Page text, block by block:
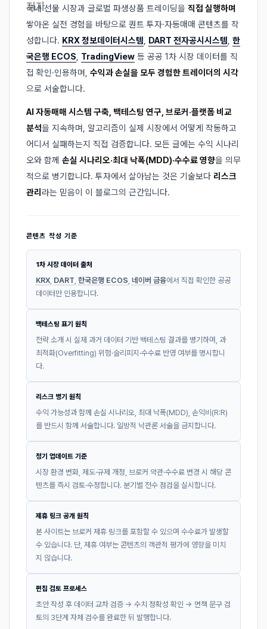
국내 선물 시장과 글로벌 파생상품 트레이딩을 직접 실행하며
쌓아온 실전 경험을 바탕으로 퀀트 투자·자동매매 콘텐츠를 작
성합니다. KRX 정보데이터시스템, DART 전자공시시스템, 한
국은행 ECOS, TradingView 등 공공 1차 시장 데이터를 직
접 확인·인용하며, 수익과 손실을 모두 경험한 트레이더의 시각
으로 서술합니다.
AI 자동매매 시스템 구축, 백테스팅 연구, 브로커·플랫폼 비교
분석을 지속하며, 알고리즘이 실제 시장에서 어떻게 작동하고
어디서 실패하는지 직접 검증합니다. 모든 글에는 수익 시나리
오와 함께 손실 시나리오·최대 낙폭(MDD)·수수료 영향을 의무
적으로 병기합니다. 투자에서 살아남는 것은 기술보다 리스크
관리 라는 믿음이 이 블로그의 근간입니다.
콘텐츠 작성 기준
1차 시장 데이터 출처
KRX DART 한국은행 ECOS 네이버 금융에서 직접 확인한 공공
데이터만 인용합니다.
백테스팅 표기 원칙
전략 소개 시 실제 과거 데이터 기반 백테스팅 결과를 병기하며, 과
최적화(Overfitting) 위험·슬리피지·수수료 반영 여부를 명시합니
다.
리스크 병기 원칙
수익 가능성과 함께 손실 시나리오, 최대 낙폭(MDD), 손익비(R:R)
를 반드시 함께 서술합니다. 일방적 낙관론 서술을 금지합니다.
정기 업데이트 기준
시장 환경 변화, 제도·규제 개정, 브로커 약관·수수료 변경 시 해당 콘
텐츠를 즉시 검토·수정합니다. 분기별 전수 점검을 실시합니다.
제휴 링크 공개 원칙
본 사이트는 브로커 제휴 링크를 포함할 수 있으며 수수료가 발생할
수 있습니다. 단, 제휴 여부는 콘텐츠의 객관적 평가에 영향을 미치
지 않습니다.
편집 검토 프로세스
초안 작성 후 데이터 교차 검증 → 수치 정확성 확인 → 면책 문구 검
토의 3단계 자체 검수를 완료한 뒤 발행합니다.